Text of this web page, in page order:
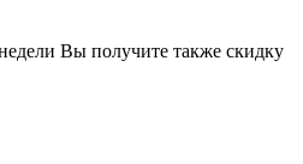
Вы получите также скидку